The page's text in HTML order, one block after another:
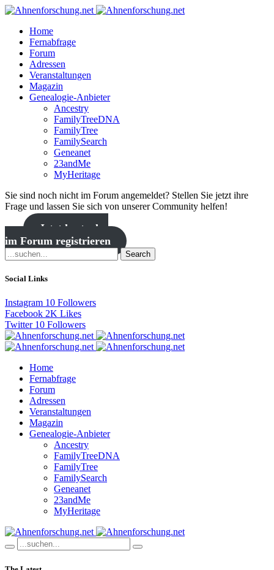
Home
Fernabfrage
Forum
Adressen
Veranstaltungen
Magazin
Genealogie-Anbieter
Ancestry
FamilyTreeDNA
FamilyTree
FamilySearch
Geneanet
23andMe
MyHeritage
Sie sind noch nicht im Forum angemeldet? Stellen Sie jetzt ihre
Frage und lassen Sie sich von unserer Community helfen!
Jetzt kostenlos
im Forum registrieren
Search
Social Links
Instagram 10 Followers
Facebook 2K Likes
Twitter 10 Followers
Home
Fernabfrage
Forum
Adressen
Veranstaltungen
Magazin
Genealogie-Anbieter
Ancestry
FamilyTreeDNA
FamilyTree
FamilySearch
Geneanet
23andMe
MyHeritage